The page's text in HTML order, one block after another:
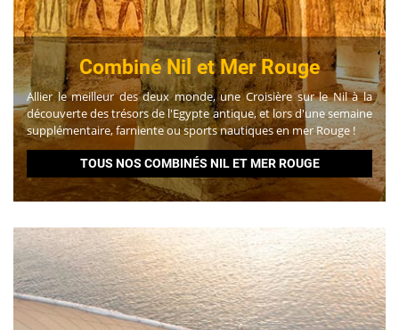
Combiné Nil et Mer Rouge
Allier le meilleur des deux monde, une Croisière sur le Nil à la
découverte des trésors de l'Egypte antique, et lors d'une semaine
supplémentaire, farniente ou sports nautiques en mer Rouge !
TOUS NOS COMBINÉS NIL ET MER ROUGE